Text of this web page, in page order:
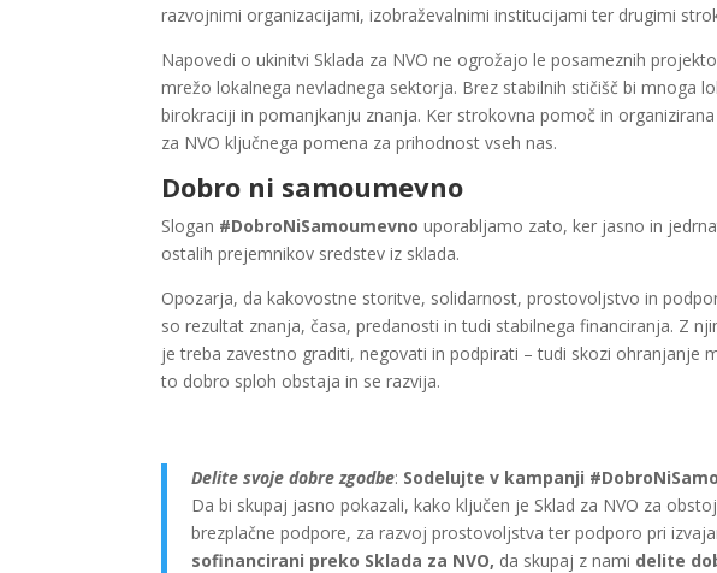
razvojnimi organizacijami, izobraževalnimi institucijami ter drugimi
Napovedi o ukinitvi Sklada za NVO ne ogrožajo le posameznih
mrežo lokalnega nevladnega sektorja. Brez stabilnih stičišč bi mnoga
birokraciji in pomanjkanju znanja. Ker strokovna pomoč in
za NVO ključnega pomena za prihodnost vseh nas.
Dobro ni samoumevno
Slogan #DobroNiSamoumevno uporabljamo zato, ker jasno in
ostalih prejemnikov sredstev iz sklada.
Opozarja, da kakovostne storitve, solidarnost, prostovoljstvo in
so rezultat znanja, časa, predanosti in tudi stabilnega financiranja. Z
je treba zavestno graditi, negovati in podpirati – tudi skozi ohranjanje
to dobro sploh obstaja in se razvija.
Delite svoje dobre zgodbe: Sodelujte v kampanji
Da bi skupaj jasno pokazali, kako ključen je Sklad za NVO za
brezplačne podpore, za razvoj prostovoljstva ter podporo pri
sofinancirani preko Sklada za NVO, da skupaj z nami delite